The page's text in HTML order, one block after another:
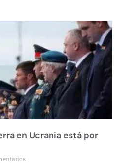
en Ucrania está por